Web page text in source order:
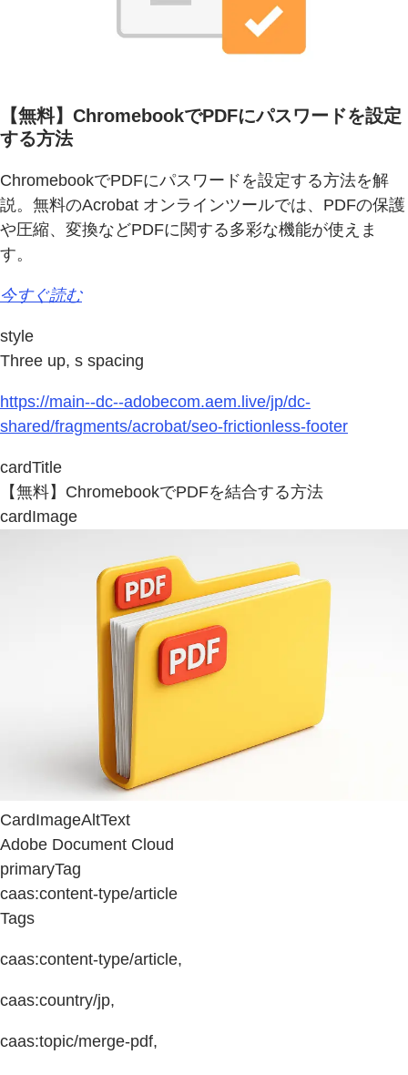
【無料】ChromebookでPDFにパスワードを設定
する方法
ChromebookでPDFにパスワードを設定する方法を解
説。無料のAcrobat オンラインツールでは、PDFの保護
や圧縮、変換などPDFに関する多彩な機能が使えま
す。
今すぐ読む
style
Three up, s spacing
https://main--dc--adobecom.aem.live/jp/dc-
shared/fragments/acrobat/seo-frictionless-footer
cardTitle
【無料】ChromebookでPDFを結合する方法
cardImage
CardImageAltText
Adobe Document Cloud
primaryTag
caas:content-type/article
Tags
caas:content-type/article,
caas:country/jp,
caas:topic/merge-pdf,